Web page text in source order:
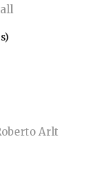
Arlt